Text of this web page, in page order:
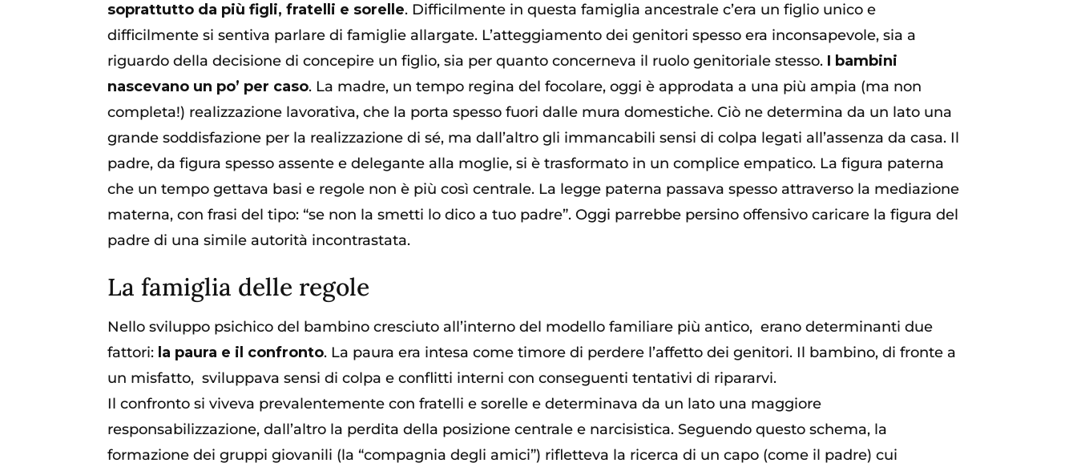
soprattutto da più figli, fratelli e sorelle. Difficilmente in questa famiglia ancestrale c’era un figlio unico e
difficilmente si sentiva parlare di famiglie allargate. L’atteggiamento dei genitori spesso era inconsapevole, sia a
riguardo della decisione di concepire un figlio, sia per quanto concerneva il ruolo genitoriale stesso. I bambini
nascevano un po’ per caso. La madre, un tempo regina del focolare, oggi è approdata a una più ampia (ma non
completa!) realizzazione lavorativa, che la porta spesso fuori dalle mura domestiche. Ciò ne determina da un lato una
grande soddisfazione per la realizzazione di sé, ma dall’altro gli immancabili sensi di colpa legati all’assenza da casa. Il
padre, da figura spesso assente e delegante alla moglie, si è trasformato in un complice empatico. La figura paterna
che un tempo gettava basi e regole non è più così centrale. La legge paterna passava spesso attraverso la mediazione
materna, con frasi del tipo: “se non la smetti lo dico a tuo padre”. Oggi parrebbe persino offensivo caricare la figura del
padre di una simile autorità incontrastata.
La famiglia delle regole
Nello sviluppo psichico del bambino cresciuto all’interno del modello familiare più antico, erano determinanti due
fattori: la paura e il confronto. La paura era intesa come timore di perdere l’affetto dei genitori. Il bambino, di fronte a
un misfatto, sviluppava sensi di colpa e conflitti interni con conseguenti tentativi di ripararvi.
Il confronto si viveva prevalentemente con fratelli e sorelle e determinava da un lato una maggiore
responsabilizzazione, dall’altro la perdita della posizione centrale e narcisistica. Seguendo questo schema, la
formazione dei gruppi giovanili (la “compagnia degli amici”) rifletteva la ricerca di un capo (come il padre) cui